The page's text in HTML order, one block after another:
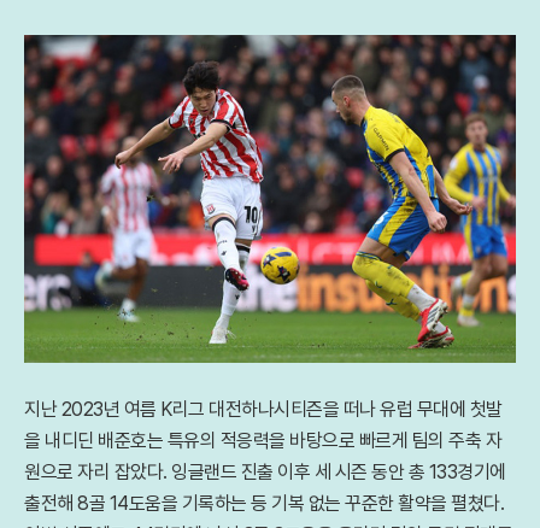
지난 2023년 여름 K리그 대전하나시티즌을 떠나 유럽 무대에 첫발
을 내디딘 배준호는 특유의 적응력을 바탕으로 빠르게 팀의 주축 자
원으로 자리 잡았다. 잉글랜드 진출 이후 세 시즌 동안 총 133경기에
출전해 8골 14도움을 기록하는 등 기복 없는 꾸준한 활약을 펼쳤다.